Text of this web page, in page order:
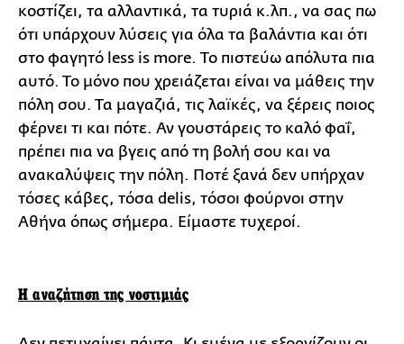
κοστίζει, τα αλλαντικά, τα τυριά κ.λπ., να σας πω
ότι υπάρχουν λύσεις για όλα τα βαλάντια και ότι
στο φαγητό less is more. Το πιστεύω απόλυτα πια
αυτό. Το μόνο που χρειάζεται είναι να μάθεις την
πόλη σου. Τα μαγαζιά, τις λαϊκές, να ξέρεις ποιος
φέρνει τι και πότε. Αν γουστάρεις το καλό φαΐ,
πρέπει πια να βγεις από τη βολή σου και να
ανακαλύψεις την πόλη. Ποτέ ξανά δεν υπήρχαν
τόσες κάβες, τόσα delis, τόσοι φούρνοι στην
Αθήνα όπως σήμερα. Είμαστε τυχεροί.
Η αναζήτηση της νοστιμιάς